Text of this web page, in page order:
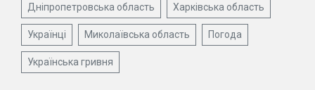
Дніпропетровська область Харківська область
Українці Миколаївська область Погода
Українська гривня